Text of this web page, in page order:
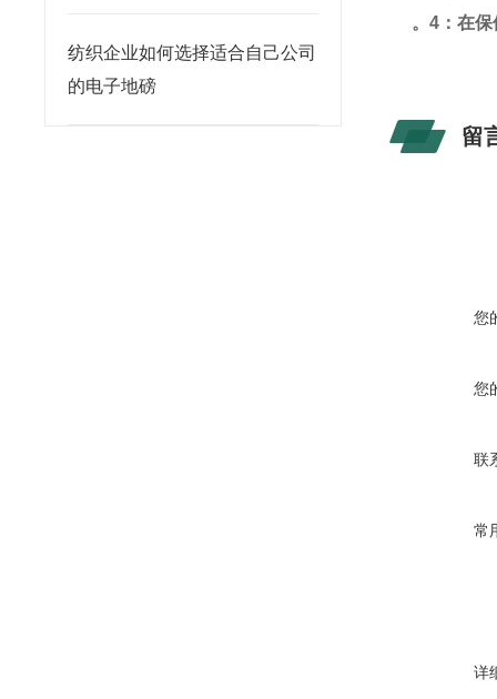
纺织企业如何选择适合自己公司
的电子地磅
。4 ：在
留
您
您
联
常
详